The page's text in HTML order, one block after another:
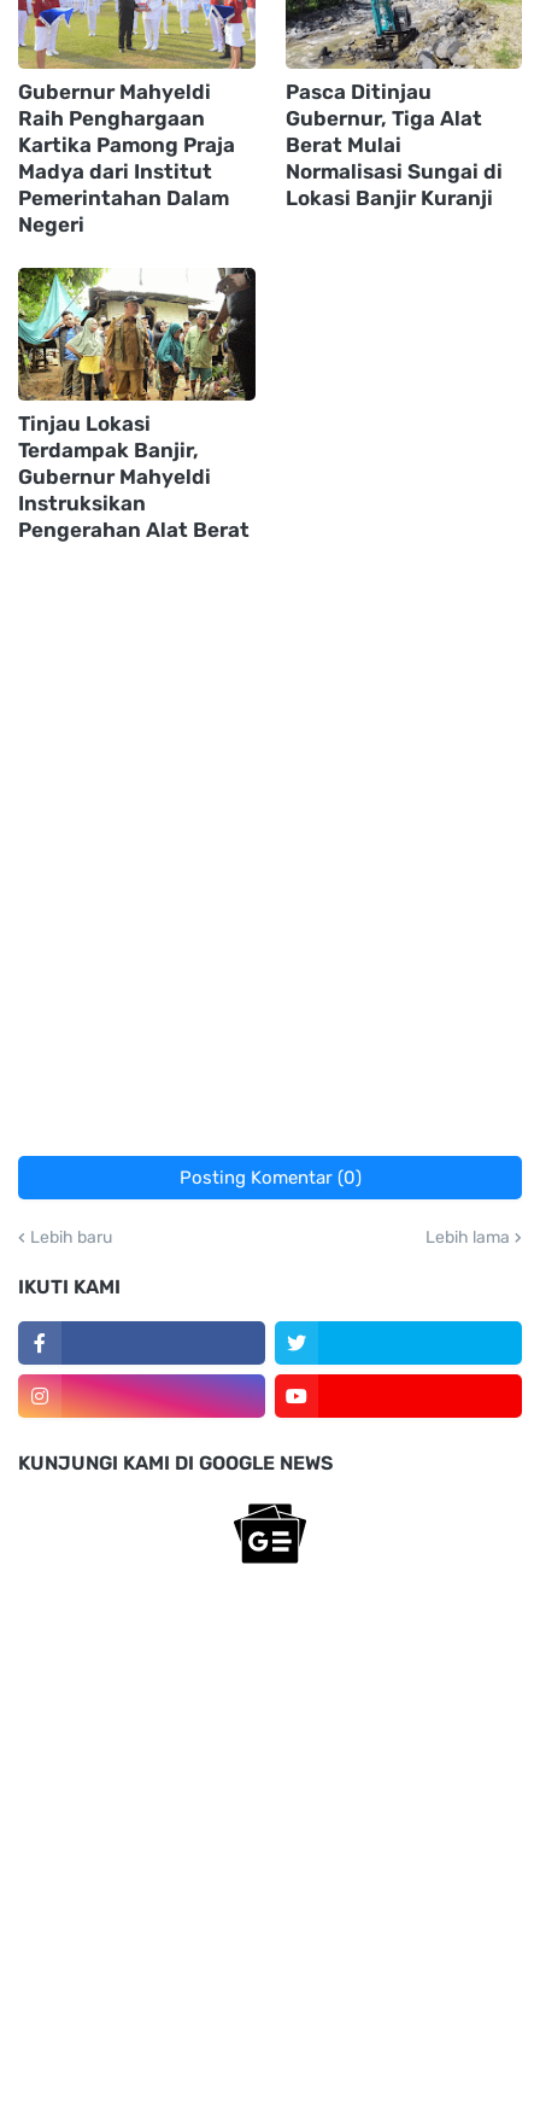
Gubernur Mahyeldi
Raih Penghargaan
Kartika Pamong Praja
Madya dari Institut
Pemerintahan Dalam
Negeri
Pasca Ditinjau
Gubernur, Tiga Alat
Berat Mulai
Normalisasi Sungai di
Lokasi Banjir Kuranji
Tinjau Lokasi
Terdampak Banjir,
Gubernur Mahyeldi
Instruksikan
Pengerahan Alat Berat
Posting Komentar (0)
Lebih baru Lebih lama
IKUTI KAMI
KUNJUNGI KAMI DI GOOGLE NEWS